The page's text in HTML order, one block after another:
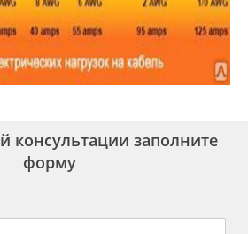
консультации заполните
форму